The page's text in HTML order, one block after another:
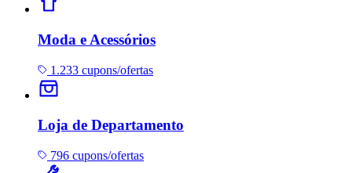
Moda e Acessórios
1.233 cupons/ofertas
Loja de Departamento
796 cupons/ofertas